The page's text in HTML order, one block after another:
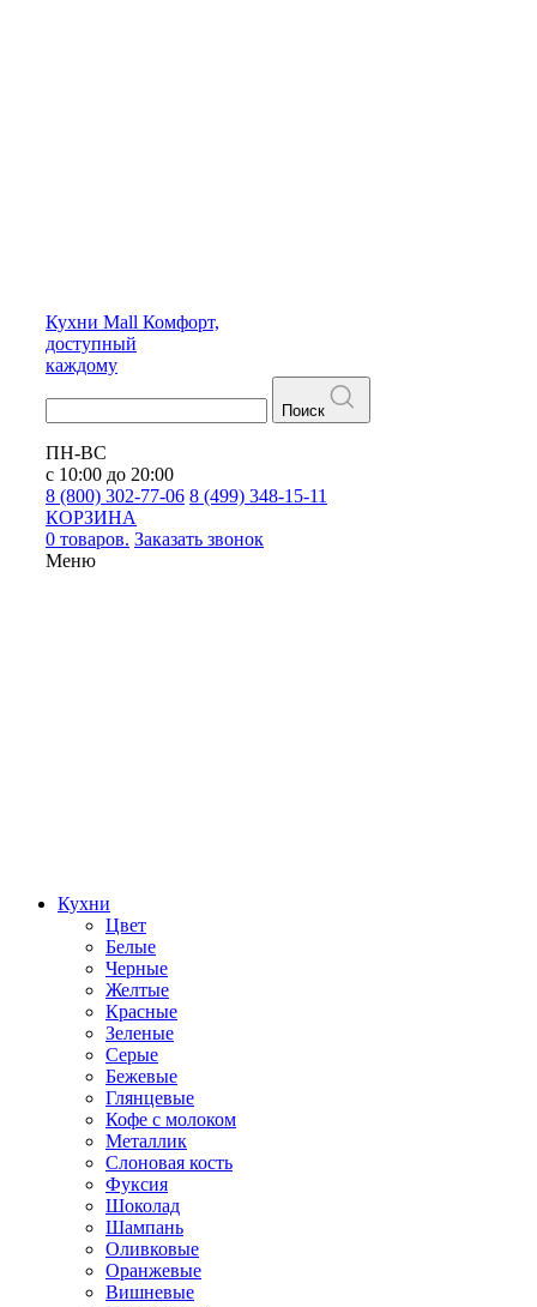
Кухни Mall Комфорт,
доступный
каждому
Поиск
ПН-ВС
с 10:00 до 20:00
8 (800) 302-77-06 8 (499) 348-15-11
КОРЗИНА
0 товаров. Заказать звонок
Меню
Кухни
Цвет
Белые
Черные
Желтые
Красные
Зеленые
Серые
Бежевые
Глянцевые
Кофе с молоком
Металлик
Слоновая кость
Фуксия
Шоколад
Шампань
Оливковые
Оранжевые
Вишневые